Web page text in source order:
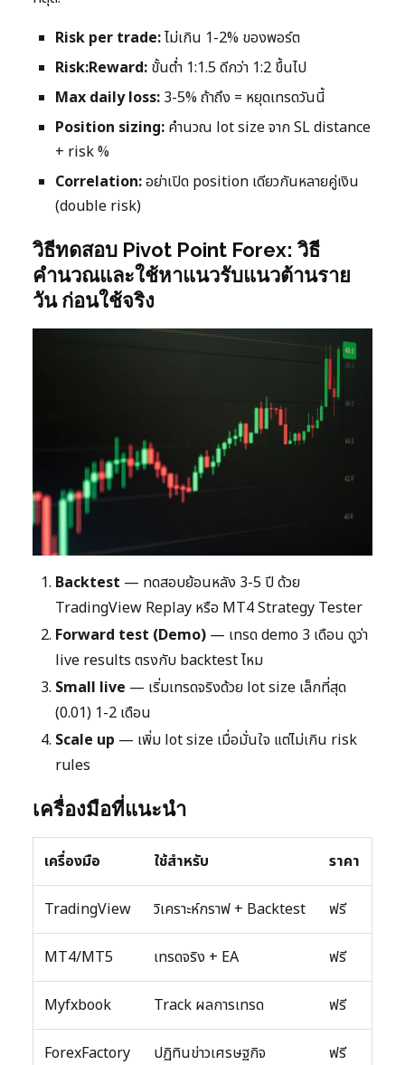
Risk per trade:ไม่เกิน 1-2% ของพอร์ต
Risk:Reward: ขั้นต่ำ 1:1.5 ดีกว่า 1:2 ขึ้นไป
Max daily loss: 3-5% ถ้าถึง = หยุดเทรดวันนี้
Position sizing: คำนวณ lot size จาก SL distance
+ risk %
Correlation:อย่าเปิด position เดียวกันหลายคู่เงิน
(double risk)
วิธีทดสอบ Pivot Point Forex: วิธี
คำนวณและใช้หาแนวรับแนวต้านราย
วัน ก่อนใช้จริง
Backtest — ทดสอบย้อนหลัง 3-5 ปี ด้วย
TradingView Replay หรือ MT4 Strategy Tester
Forward test (Demo) — เทรด demo 3 เดือน ดูว่า
live results ตรงกับ backtest ไหม
Small live — เริ่มเทรดจริงด้วย lot size เล็กที่สุด
(0.01) 1-2 เดือน
Scale up — เพิ่ม lot size เมื่อมั่นใจ แต่ไม่เกิน risk
rules
เครื่องมือที่แนะนำ
เครื่องมือ ใช้สำหรับ ราคา
TradingView วิเคราะห์กราฟ + Backtest ฟรี
MT4/MT5 เทรดจริง + EA ฟรี
Myfxbook Track ผลการเทรด ฟรี
ForexFactory ปฏิทินข่าวเศรษฐกิจ ฟรี